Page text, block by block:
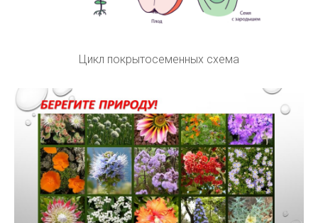
Цикл покрытосеменных схема